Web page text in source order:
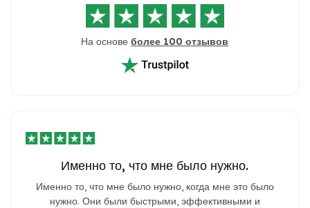
На основе более 100 отзывов
Именно то, что мне было нужно.
Именно то, что мне было нужно, когда мне это было
нужно. Они были быстрыми, эффективными и